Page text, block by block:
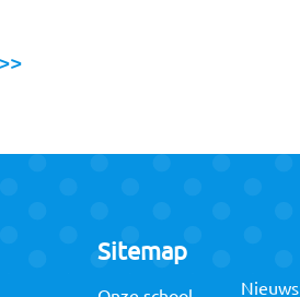
Sitemap
Nieuws